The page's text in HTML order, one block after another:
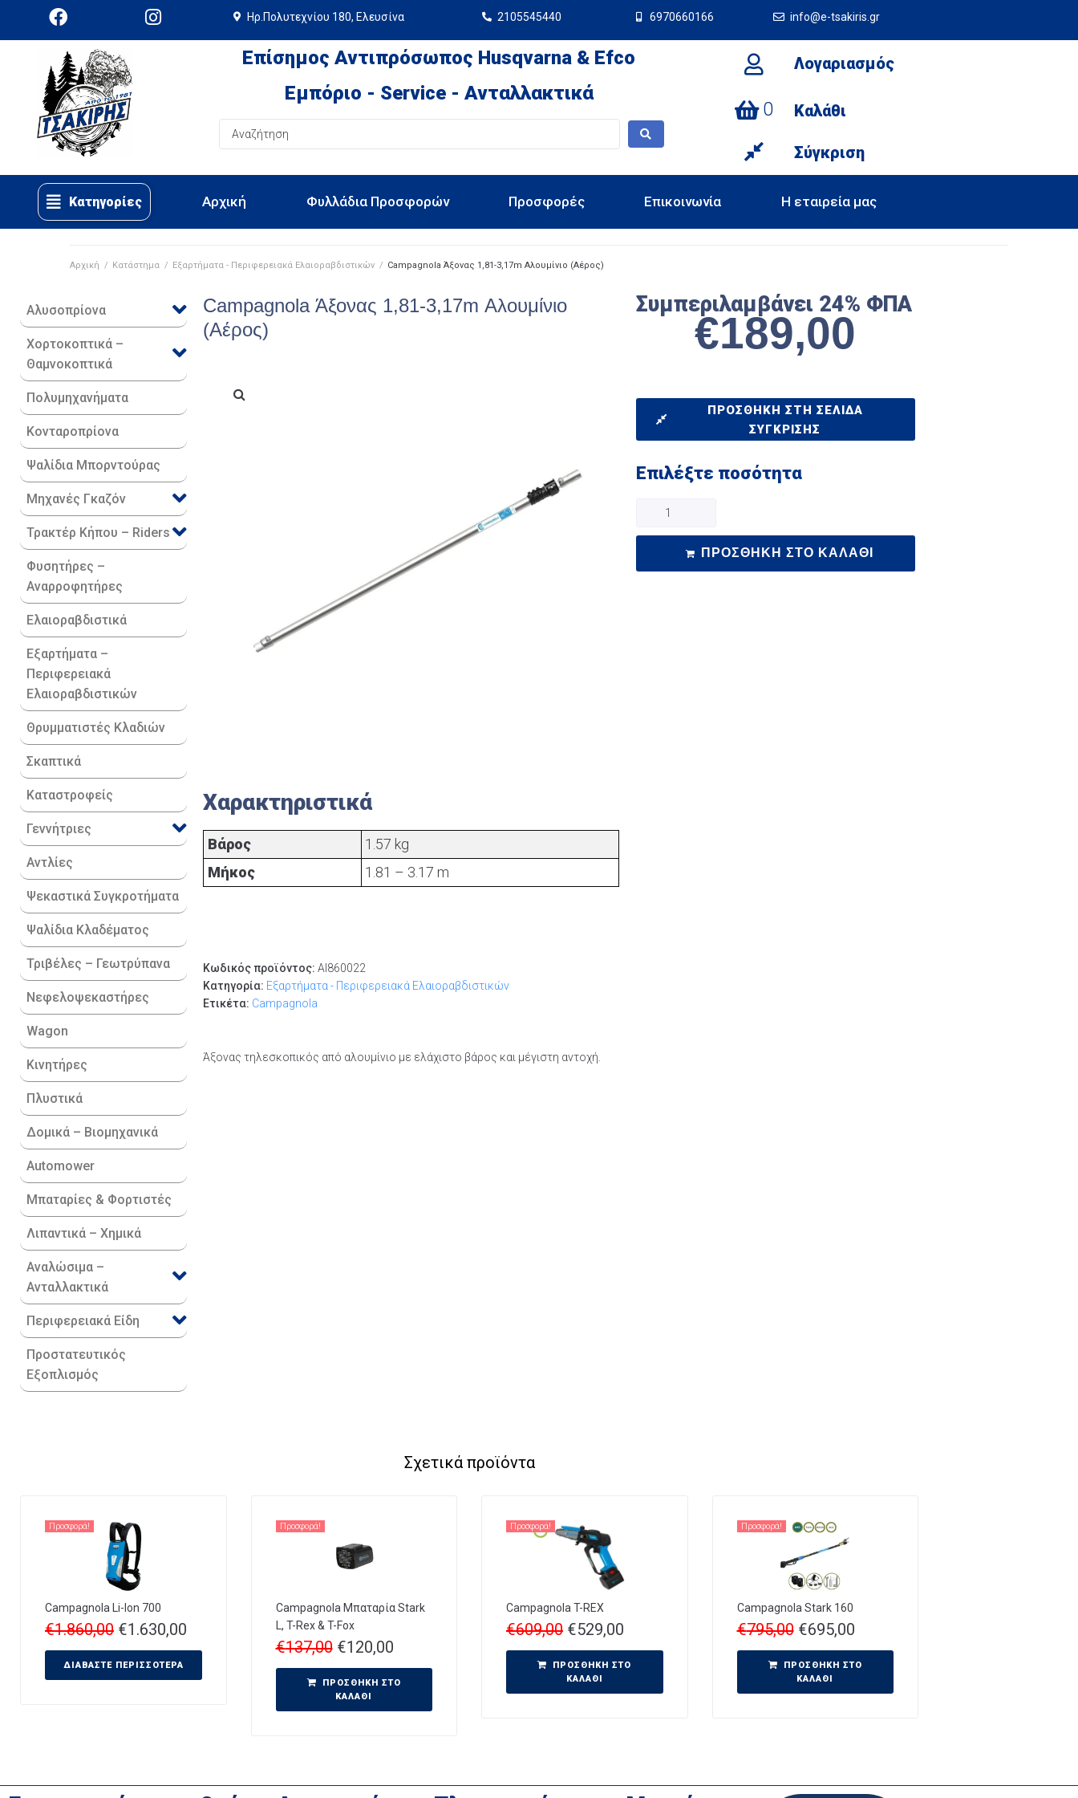
Ηρ.Πολυτεχνίου 180, Ελευσίνα 2105545440 6970660166 info@e-tsakiris.gr
Επίσημος Αντιπρόσωπος Husqvarna & Efco
Εμπόριο - Service - Ανταλλακτικά
0
Λογαριασμός
Καλάθι
Σύγκριση
Κατηγορίες Αρχική Φυλλάδια Προσφορών Προσφορές Επικοινωνία Η εταιρεία μας
Αρχική / Κατάστημα / Εξαρτήματα - Περιφερειακά Ελαιοραβδιστικών / Campagnola Άξονας 1,81-3,17m Αλουμίνιο (Αέρος)
Αλυσοπρίονα
Χορτοκοπτικά –
Θαμνοκοπτικά
Πολυμηχανήματα
Κονταροπρίονα
Ψαλίδια Μπορντούρας
Μηχανές Γκαζόν
Τρακτέρ Κήπου – Riders
Φυσητήρες –
Αναρροφητήρες
Ελαιοραβδιστικά
Εξαρτήματα –
Περιφερειακά
Ελαιοραβδιστικών
Θρυμματιστές Κλαδιών
Σκαπτικά
Καταστροφείς
Γεννήτριες
Αντλίες
Ψεκαστικά Συγκροτήματα
Ψαλίδια Κλαδέματος
Τριβέλες – Γεωτρύπανα
Νεφελοψεκαστήρες
Wagon
Κινητήρες
Πλυστικά
Δομικά – Βιομηχανικά
Automower
Μπαταρίες & Φορτιστές
Λιπαντικά – Χημικά
Αναλώσιμα –
Ανταλλακτικά
Περιφερειακά Είδη​
Προστατευτικός
Εξοπλισμός
Campagnola Άξονας 1,81-3,17m Αλουμίνιο
(Αέρος)
Χαρακτηριστικά
Βάρος
1.57 kg
Μήκος
1.81 – 3.17 m
Κωδικός προϊόντος:AI860022
Κατηγορία: Εξαρτήματα - Περιφερειακά Ελαιοραβδιστικών
Ετικέτα: Campagnola
Άξονας τηλεσκοπικός από αλουμίνιο με ελάχιστο βάρος και μέγιστη αντοχή.
Συμπεριλαμβάνει 24% ΦΠΑ
€189,00
ΠΡΟΣΘΉΚΗ ΣΤΗ ΣΕΛΊΔΑ
ΣΎΓΚΡΙΣΗΣ
Επιλέξτε ποσότητα
ΠΡΟΣΘΉΚΗ ΣΤΟ ΚΑΛΆΘΙ
Σχετικά προϊόντα
Προσφορά!
Campagnola Li-Ion 700
€1.860,00 €1.630,00
ΔΙΑΒΆΣΤΕ ΠΕΡΙΣΣΌΤΕΡΑ
Προσφορά!
Campagnola Μπαταρία Stark
L, T-Rex & T-Fox
€137,00 €120,00
ΠΡΟΣΘΉΚΗ ΣΤΟ
ΚΑΛΆΘΙ
Προσφορά!
Campagnola T-REX
€609,00 €529,00
ΠΡΟΣΘΉΚΗ ΣΤΟ
ΚΑΛΆΘΙ
Προσφορά!
Campagnola Stark 160
€795,00 €695,00
ΠΡΟΣΘΉΚΗ ΣΤΟ
ΚΑΛΆΘΙ